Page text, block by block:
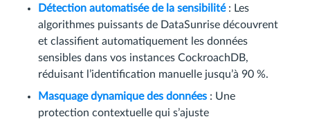
Détection automatisée de la sensibilité: Les
algorithmes puissants de DataSunrise découvrent
et classifient automatiquement les données
sensibles dans vos instances CockroachDB,
réduisant l’identification manuelle jusqu’à 90 %.
Masquage dynamique des données : Une
protection contextuelle qui s’ajuste